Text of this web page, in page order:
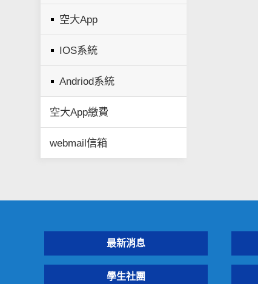
空大App
IOS系統
Andriod系統
空大App繳費
webmail信箱
最新消息
學生社團